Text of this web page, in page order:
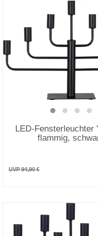
LED-Fensterleuchter
flammig,
UVP 94,90 €